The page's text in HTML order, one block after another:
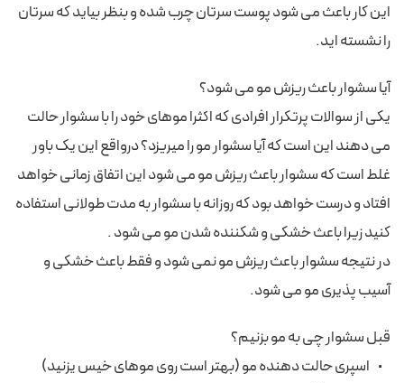
این کار باعث می شود پوست سرتان چرب شده و بنظر بیاید که سرتان
را نشسته اید.
آیا سشوار باعث ریزش مو می شود؟
یکی از سوالات پرتکرار افرادی که اکثرا موهای خود را با سشوار حالت
می دهند این است که آیا سشوار مو را میریزد؟ درواقع این یک باور
غلط است که سشوار باعث ریزش مو می شود این اتفاق زمانی خواهد
افتاد و درست خواهد بود که روزانه با سشوار به مدت طولانی استفاده
کنید زیرا باعث خشکی و شکننده شدن مو می شود .
در نتیجه سشوار باعث ریزش مو نمی شود و فقط باعث خشکی و
آسیب پذیری مو می شود.
قبل سشوار چی به مو بزنیم؟
• اسپری حالت دهنده مو (بهتر است روی موهای خیس یزنید)